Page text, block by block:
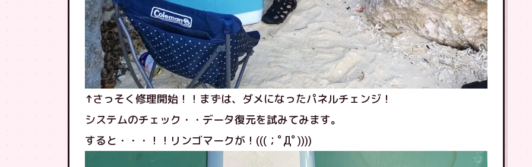
↑さっそく修理開始！！まずは、ダメになったパネルチェンジ！
システムのチェック・・データ復元を試みてみます。
すると・・・！！リンゴマークが！(((；ﾟДﾟ))))